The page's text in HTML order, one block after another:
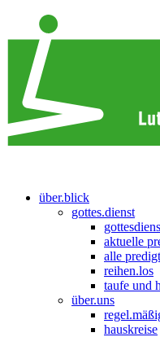
über.blick
gottes.dienst
aktuelle
alle
reihen.los
taufe und
über.uns
hauskreise